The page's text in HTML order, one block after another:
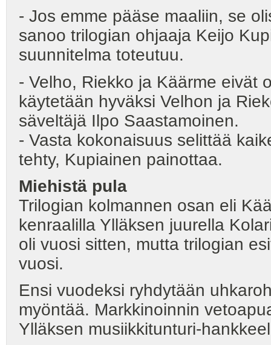
- Jos emme pääse maaliin, se
sanoo trilogian ohjaaja Keijo
suunnitelma toteutuu.
- Velho, Riekko ja Käärme eivät
käytetään hyväksi Velhon ja
säveltäjä Ilpo Saastamoinen.
- Vasta kokonaisuus selittää
tehty, Kupiainen painottaa.
Miehistä pula
Trilogian kolmannen osan eli
kenraalilla Ylläksen juurella
oli vuosi sitten, mutta trilogian
vuosi.
Ensi vuodeksi ryhdytään
myöntää. Markkinoinnin
Ylläksen musiikkitunturi-